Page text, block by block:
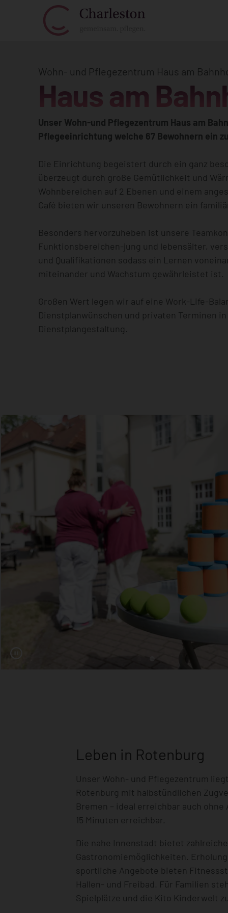
Wohn- und Pflegezentrum Haus am
Haus am
Unser Wohn-und Pflegezentrum Haus am
Pflegeeinrichtung welche 67 Bewohnern ein
Die Einrichtung begeistert durch ein ganz
überzeugt durch große Gemütlichkeit und
Wohnbereichen auf 2 Ebenen und einem
Café bieten wir unseren Bewohnern ein
Besonders hervorzuheben ist unsere
Funktionsbereichen-jung und lebensälter,
und Qualifikationen sodass ein Lernen
miteinander und Wachstum gewährleistet ist.
Großen Wert legen wir auf eine Work-Life-
Dienstplanwünschen und privaten Terminen
Dienstplangestaltung.
Leben in Rotenburg
Unser Wohn- und Pflegezentrum
Rotenburg mit halbstündlichen
Bremen – ideal erreichbar auch
15 Minuten erreichbar.
Die nahe Innenstadt bietet
Gastronomiemöglichkeiten.
sportliche Angebote bieten
Hallen- und Freibad. Für Familien
Spielplätze und die Kito Kinderwelt